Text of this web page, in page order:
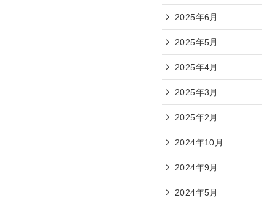
2025年6月
2025年5月
2025年4月
2025年3月
2025年2月
2024年10月
2024年9月
2024年5月